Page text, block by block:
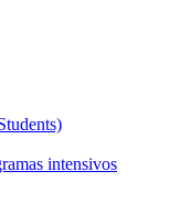
intensivos